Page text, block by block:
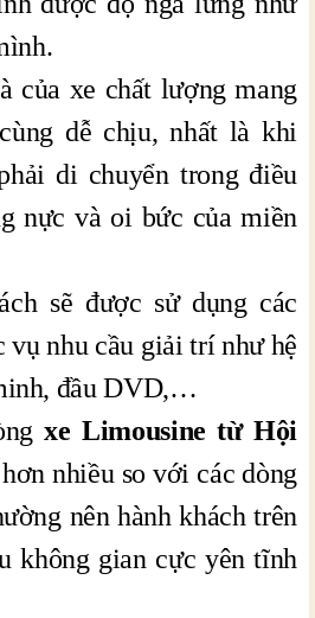
của xe chất lượng mang
dễ chịu, nhất là khi
di chuyển trong điều
nực và oi bức của miền
sẽ được sử dụng các
vụ nhu cầu giải trí như hệ
đầu DVD,…
xe Limousine từ Hội
nhiều so với các dòng
nên hành khách trên
không gian cực yên tĩnh